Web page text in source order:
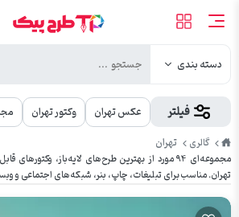
دسته بندی
فیلتر عکس تهران وکتور تهران
طرح
پیک
گالری تهران
مجموعه‌ای ۹۴ مورد از بهترین طرح‌های لایه‌باز،
تهران. مناسب برای تبلیغات، چاپ، بنر، شبکه‌های اجتماعی و